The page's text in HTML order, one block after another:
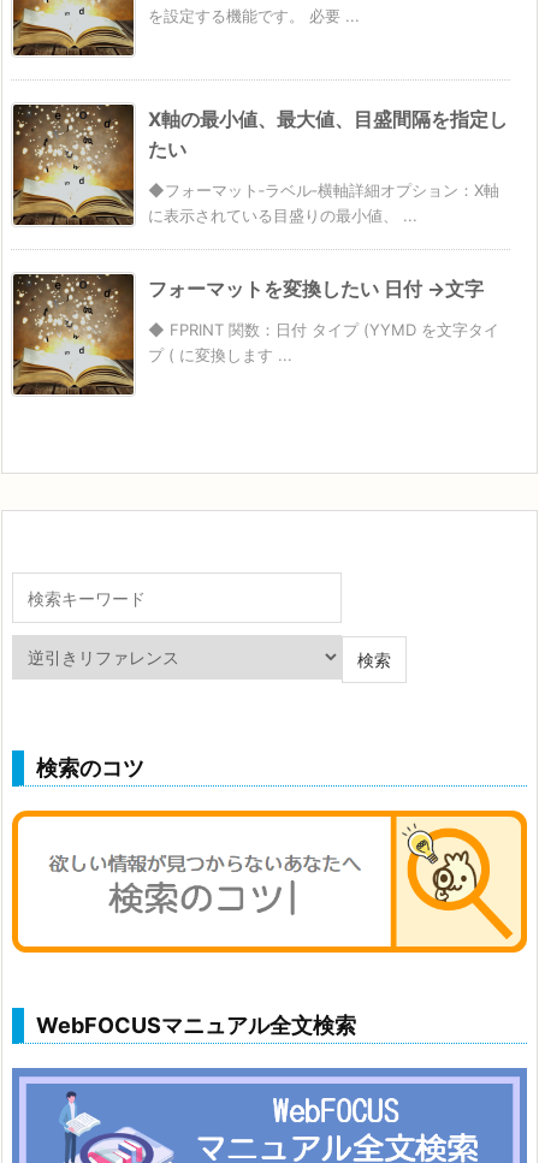
を設定する機能です。 必要 ...
X軸の最小値、最大値、目盛間隔を指定し
たい
◆フォーマット‐ラベル‐横軸詳細オプション：X軸
に表示されている目盛りの最小値、 ...
フォーマットを変換したい 日付 →文字
◆ FPRINT 関数：日付 タイプ (YYMD を文字タイ
プ ( に変換します ...
検索のコツ
WebFOCUSマニュアル全文検索